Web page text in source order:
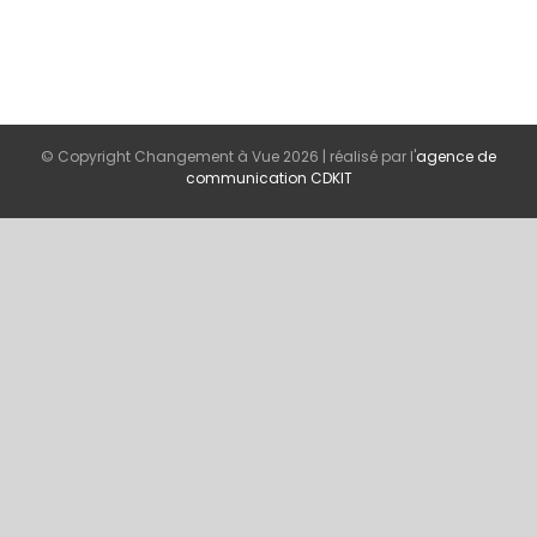
© Copyright Changement à Vue 2026 | réalisé par l'agence de
communication CDKIT